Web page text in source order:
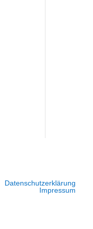
Datenschutzerklärung
Impressum